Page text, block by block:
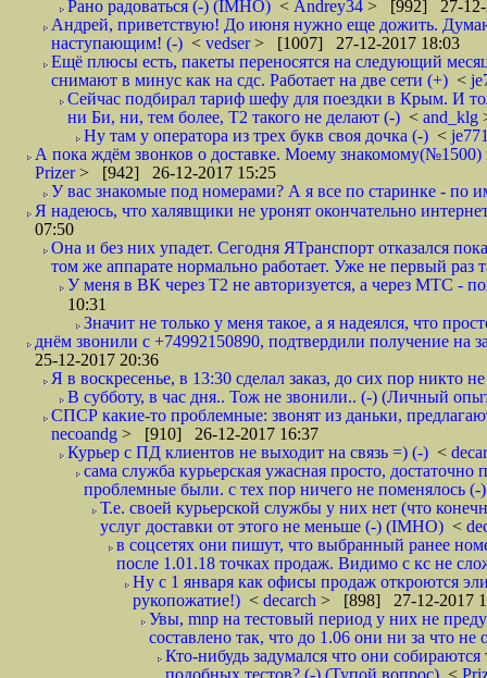
Рано радоваться (-) (IMHO) < Andrey34 > [992] 27-12-
Андрей, приветствую! До июня нужно еще дожить.
наступающим! (-) < vedser> [1007] 27-12-2017 18:03
Ещё плюсы есть, пакеты переносятся на следующий
снимают в минус как на сдс. Работает на две сети (+) <
Сейчас подбирал тариф шефу для поездки в Крым. И
ни Би, ни, тем более, Т2 такого не делают (-) < and_klg
Ну там у оператора из трех букв своя дочка (-) <
А пока ждём звонков о доставке. Моему знакомому(№1500)
Prizer> [942] 26-12-2017 15:25
У вас знакомые под номерами? А я все по старинке - по
Я надеюсь, что халявщики не уронят окончательно
07:50
Она и без них упадет. Сегодня ЯТранспорт отказался
том же аппарате нормально работает. Уже не первый раз
У меня в ВК через Т2 не авторизуется, а через МТС -
10:31
Значит не только у меня такое, а я надеялся, что
днём звонили с +74992150890, подтвердили получение на
25-12-2017 20:36
Я в воскресенье, в 13:30 сделал заказ, до сих пор никто
В субботу, в час дня.. Тож не звонили.. (-) (Личный
СПСР какие-то проблемные: звонят из даньки,
necoandg > [910] 26-12-2017 16:37
Курьер с ПД клиентов не выходит на связь =) (-) <
сама служба курьерская ужасная просто,
проблемные были. с тех пор ничего не поменялось (-)
Т.е. своей курьерской службы у них нет (что
услуг доставки от этого не меньше (-) (IMHO) <
в соцсетях они пишут, что выбранный ранее
после 1.01.18 точках продаж. Видимо с кс не
Ну с 1 января как офисы продаж откроются
рукопожатие!) < decarch > [898] 27-12-2017
Увы, mnp на тестовый период у них не
составлено так, что до 1.06 они ни за что не
Кто-нибудь задумался что они
подобных тестов? (-) (Тупой вопрос) <